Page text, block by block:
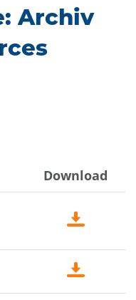
Archiv
Download